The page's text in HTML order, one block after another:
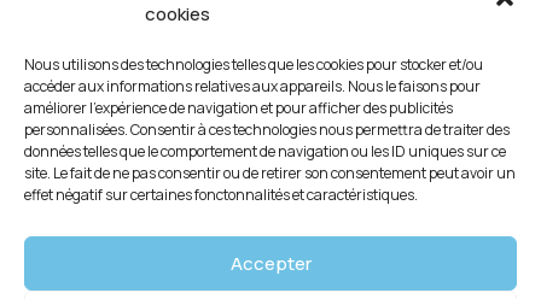
cookies
Nous utilisons des technologies telles que les cookies pour stocker et/ou
accéder aux informations relatives aux appareils. Nous le faisons pour
améliorer l’expérience de navigation et pour afficher des publicités
personnalisées. Consentir à ces technologies nous permettra de traiter des
données telles que le comportement de navigation ou les ID uniques sur ce
site. Le fait de ne pas consentir ou de retirer son consentement peut avoir un
effet négatif sur certaines fonctonnalités et caractéristiques.
Accepter